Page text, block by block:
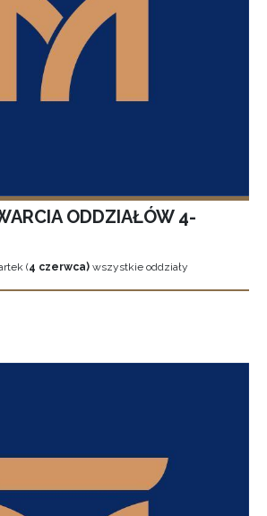
ODDZIAŁÓW 4-
(4 czerwca) wszystkie oddziały